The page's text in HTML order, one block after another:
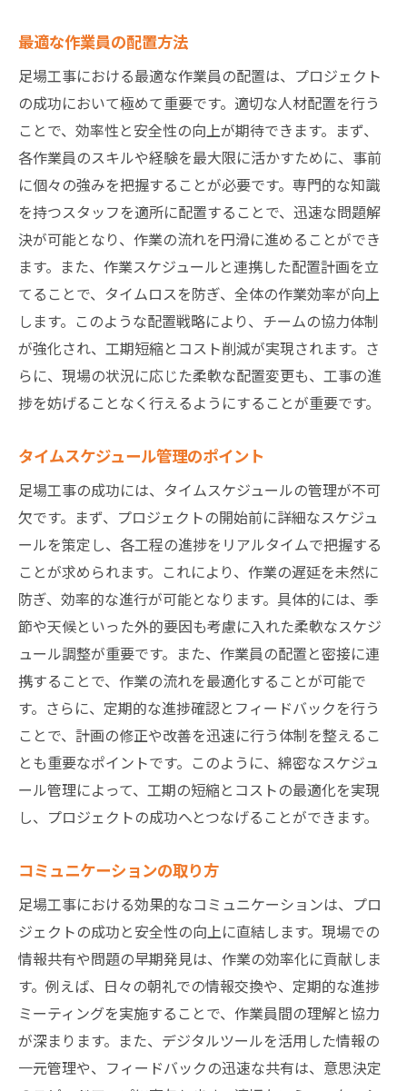
題
よくある質問への回答と解説
契約締結時の注意点
工事中の問題解決法
工事後のフォローアップ
法令遵守の重要性
得点を上げる足場工事のポイントとよくある質
問
得点アップにつながるポイント解説
高評価を得るための工夫
足場工事の基本的な疑問解消
品質向上のための取り組み
現場での実際の声を反映した回答
プロの知識を活用した足場工事での効率性向上
術
効率性を向上させるためのプロの知恵
最新技術の導入効果
作業フローの最適化
コミュニケーションツールの活用
時間とコストを節約するテクニック
業界のトレンドを踏まえた改善
足場工事を成功に導くための深い洞察と戦略
成功を掴むための分析法
戦略的な計画立案の重要性
チームワークの強化法
プロジェクト全体を見通す視点
市場動向を考慮した計画
最適な作業員の配置方法
足場工事における最適な作業員の配置は、プロジェクト
の成功において極めて重要です。適切な人材配置を行う
ことで、効率性と安全性の向上が期待できます。まず、
各作業員のスキルや経験を最大限に活かすために、事前
に個々の強みを把握することが必要です。専門的な知識
を持つスタッフを適所に配置することで、迅速な問題解
決が可能となり、作業の流れを円滑に進めることができ
ます。また、作業スケジュールと連携した配置計画を立
てることで、タイムロスを防ぎ、全体の作業効率が向上
します。このような配置戦略により、チームの協力体制
が強化され、工期短縮とコスト削減が実現されます。さ
らに、現場の状況に応じた柔軟な配置変更も、工事の進
捗を妨げることなく行えるようにすることが重要です。
タイムスケジュール管理のポイント
足場工事の成功には、タイムスケジュールの管理が不可
欠です。まず、プロジェクトの開始前に詳細なスケジュ
ールを策定し、各工程の進捗をリアルタイムで把握する
ことが求められます。これにより、作業の遅延を未然に
防ぎ、効率的な進行が可能となります。具体的には、季
節や天候といった外的要因も考慮に入れた柔軟なスケジ
ュール調整が重要です。また、作業員の配置と密接に連
携することで、作業の流れを最適化することが可能で
す。さらに、定期的な進捗確認とフィードバックを行う
ことで、計画の修正や改善を迅速に行う体制を整えるこ
とも重要なポイントです。このように、綿密なスケジュ
ール管理によって、工期の短縮とコストの最適化を実現
し、プロジェクトの成功へとつなげることができます。
コミュニケーションの取り方
足場工事における効果的なコミュニケーションは、プロ
ジェクトの成功と安全性の向上に直結します。現場での
情報共有や問題の早期発見は、作業の効率化に貢献しま
す。例えば、日々の朝礼での情報交換や、定期的な進捗
ミーティングを実施することで、作業員間の理解と協力
が深まります。また、デジタルツールを活用した情報の
一元管理や、フィードバックの迅速な共有は、意思決定